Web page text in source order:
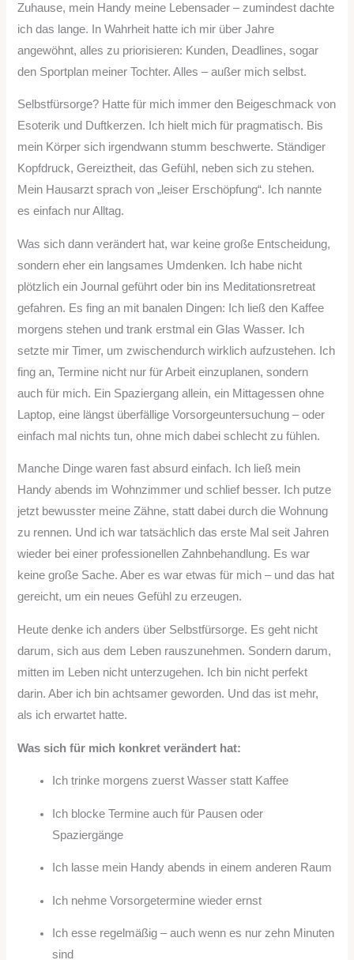
Zuhause, mein Handy meine Lebensader – zumindest dachte
ich das lange. In Wahrheit hatte ich mir über Jahre
angewöhnt, alles zu priorisieren: Kunden, Deadlines, sogar
den Sportplan meiner Tochter. Alles – außer mich selbst.
Selbstfürsorge? Hatte für mich immer den Beigeschmack von
Esoterik und Duftkerzen. Ich hielt mich für pragmatisch. Bis
mein Körper sich irgendwann stumm beschwerte. Ständiger
Kopfdruck, Gereiztheit, das Gefühl, neben sich zu stehen.
Mein Hausarzt sprach von „leiser Erschöpfung“. Ich nannte
es einfach nur Alltag.
Was sich dann verändert hat, war keine große Entscheidung,
sondern eher ein langsames Umdenken. Ich habe nicht
plötzlich ein Journal geführt oder bin ins Meditationsretreat
gefahren. Es fing an mit banalen Dingen: Ich ließ den Kaffee
morgens stehen und trank erstmal ein Glas Wasser. Ich
setzte mir Timer, um zwischendurch wirklich aufzustehen. Ich
fing an, Termine nicht nur für Arbeit einzuplanen, sondern
auch für mich. Ein Spaziergang allein, ein Mittagessen ohne
Laptop, eine längst überfällige Vorsorgeuntersuchung – oder
einfach mal nichts tun, ohne mich dabei schlecht zu fühlen.
Manche Dinge waren fast absurd einfach. Ich ließ mein
Handy abends im Wohnzimmer und schlief besser. Ich putze
jetzt bewusster meine Zähne, statt dabei durch die Wohnung
zu rennen. Und ich war tatsächlich das erste Mal seit Jahren
wieder bei einer professionellen Zahnbehandlung. Es war
keine große Sache. Aber es war etwas für mich – und das hat
gereicht, um ein neues Gefühl zu erzeugen.
Heute denke ich anders über Selbstfürsorge. Es geht nicht
darum, sich aus dem Leben rauszunehmen. Sondern darum,
mitten im Leben nicht unterzugehen. Ich bin nicht perfekt
darin. Aber ich bin achtsamer geworden. Und das ist mehr,
als ich erwartet hatte.
Was sich für mich konkret verändert hat:
Ich trinke morgens zuerst Wasser statt Kaffee
Ich blocke Termine auch für Pausen oder
Spaziergänge
Ich lasse mein Handy abends in einem anderen Raum
Ich nehme Vorsorgetermine wieder ernst
Ich esse regelmäßig – auch wenn es nur zehn Minuten
sind